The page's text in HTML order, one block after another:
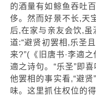
的酒量有如鲸鱼吞吐
侈。然而好景不长,天
后,在家与亲友会饮,
道:“避贤初罢相,乐圣
来?”(《旧唐书·李適
適之诗句。“乐圣”即
他罢相的事实看,“避
味。这里抓住权位的